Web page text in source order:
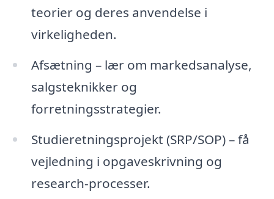
teorier og deres anvendelse i
virkeligheden.
Afsætning – lær om markedsanalyse,
salgsteknikker og
forretningsstrategier.
Studieretningsprojekt (SRP/SOP) – få
vejledning i opgaveskrivning og
research-processer.